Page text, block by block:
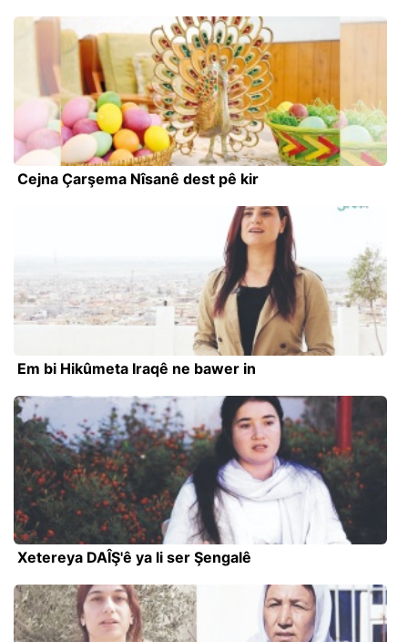
Cejna Çarşema Nîsanê dest pê kir
Em bi Hikûmeta Iraqê ne bawer in
Xetereya DAÎŞ'ê ya li ser Şengalê